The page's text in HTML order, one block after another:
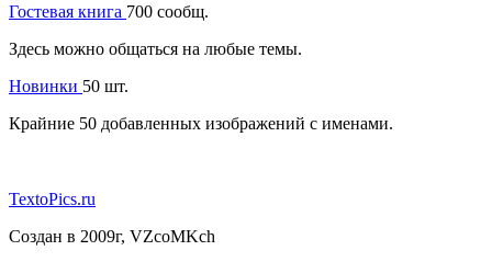
Гостевая книга 700 сообщ.
Здесь можно общаться на любые темы.
Новинки 50 шт.
Крайние 50 добавленных изображений с именами.
TextoPics.ru
Создан в 2009г, VZcoMKch